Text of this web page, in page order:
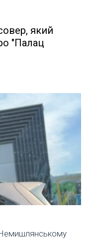
який
"Палац
Немишлянському